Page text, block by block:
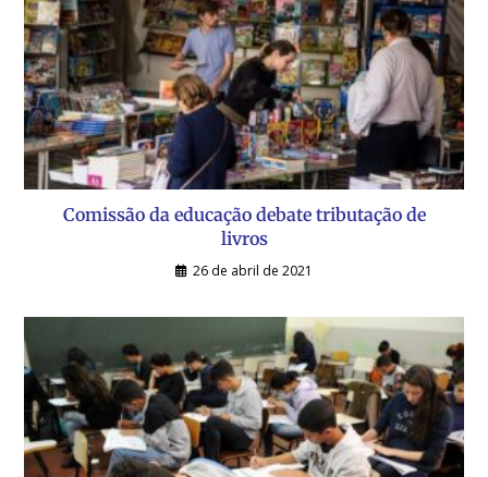
Comissão da educação debate tributação de
livros
26 de abril de 2021